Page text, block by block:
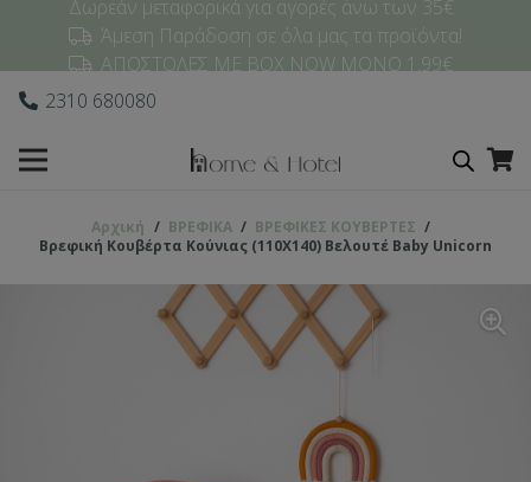
Δωρεάν μεταφορικά για αγορές άνω των 35€
Άμεση Παράδοση σε όλα μας τα προϊόντα!
ΑΠΟΣΤΟΛΕΣ ΜΕ BOX NOW ΜΟΝΟ 1,99€
2310 680080
Αρχική / ΒΡΕΦΙΚΑ / ΒΡΕΦΙΚΕΣ ΚΟΥΒΕΡΤΕΣ /
Βρεφική Κουβέρτα Κούνιας (110Χ140) Βελουτέ Baby Unicorn